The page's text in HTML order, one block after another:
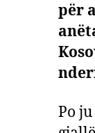
për
Po